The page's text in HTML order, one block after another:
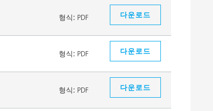
형식: PDF 다운로드
형식: PDF 다운로드
형식: PDF 다운로드